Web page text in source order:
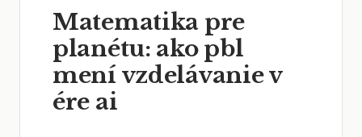
Matematika pre
planétu: ako pbl
mení vzdelávanie v
ére ai